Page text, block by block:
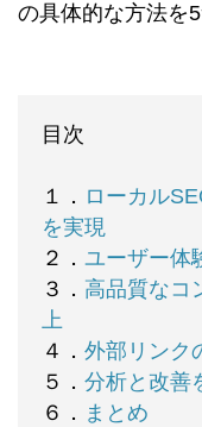
の具体的な方法を5
目次
１． ローカル
を実現
２． ユーザー体
３． 高品質なコ
上
４． 外部リンク
５． 分析と改善
６． まとめ